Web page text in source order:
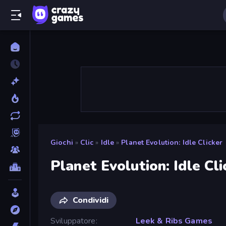
Giochi » Clic » Idle » Planet Evolution: Idle Clicker
Planet Evolution: Idle
Condividi
Sviluppatore
Leek & Ribs Games